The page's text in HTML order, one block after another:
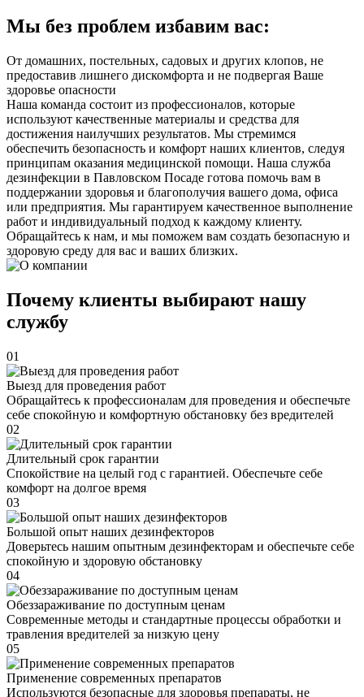
Мы без проблем избавим вас:
От домашних, постельных, садовых и других клопов, не
предоставив лишнего дискомфорта и не подвергая Ваше
здоровье опасности
Наша команда состоит из профессионалов, которые
используют качественные материалы и средства для
достижения наилучших результатов. Мы стремимся
обеспечить безопасность и комфорт наших клиентов, следуя
принципам оказания медицинской помощи. Наша служба
дезинфекции в Павловском Посаде готова помочь вам в
поддержании здоровья и благополучия вашего дома, офиса
или предприятия. Мы гарантируем качественное выполнение
работ и индивидуальный подход к каждому клиенту.
Обращайтесь к нам, и мы поможем вам создать безопасную и
здоровую среду для вас и ваших близких.
Почему клиенты выбирают нашу
службу
01
Выезд для проведения работ
Обращайтесь к профессионалам для проведения и обеспечьте
себе спокойную и комфортную обстановку без вредителей
02
Длительный срок гарантии
Спокойствие на целый год с гарантией. Обеспечьте себе
комфорт на долгое время
03
Большой опыт наших дезинфекторов
Доверьтесь нашим опытным дезинфекторам и обеспечьте себе
спокойную и здоровую обстановку
04
Обеззараживание по доступным ценам
Современные методы и стандартные процессы обработки и
травления вредителей за низкую цену
05
Применение современных препаратов
Используются безопасные для здоровья препараты, не